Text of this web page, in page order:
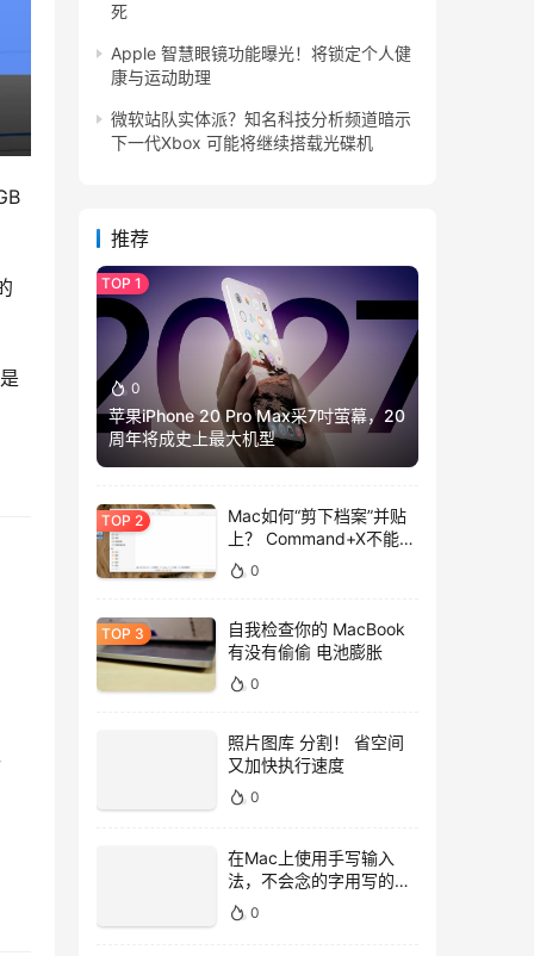
死
Apple 智慧眼镜功能曝光！将锁定个人健
康与运动助理
微软站队实体派？知名科技分析频道暗示
下一代Xbox 可能将继续搭载光碟机
推荐
0
苹果iPhone 20 Pro Max采7吋萤幕，20
周年将成史上最大机型
Mac如何“剪下档案”并贴
上？ Command+X不能
用，用这招吧！
0
自我检查你的 MacBook
有没有偷偷 电池膨胀
0
照片图库 分割！ 省空间
又加快执行速度
0
在Mac上使用手写输入
法，不会念的字用写的就
好！0